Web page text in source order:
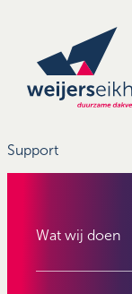
Support
Wat wij doen